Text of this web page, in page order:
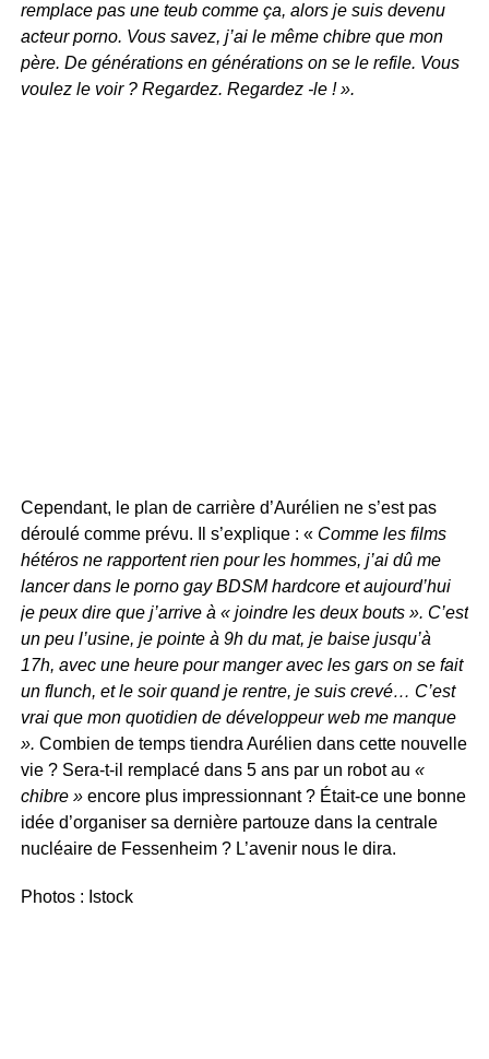
remplace pas une teub comme ça, alors je suis devenu
acteur porno. Vous savez, j’ai le même chibre que mon
père. De générations en générations on se le refile. Vous
voulez le voir ? Regardez. Regardez -le ! ».
Cependant, le plan de carrière d’Aurélien ne s’est pas
déroulé comme prévu. Il s’explique : « Comme les films
hétéros ne rapportent rien pour les hommes, j’ai dû me
lancer dans le porno gay BDSM hardcore et aujourd’hui
je peux dire que j’arrive à « joindre les deux bouts ». C’est
un peu l’usine, je pointe à 9h du mat, je baise jusqu’à
17h, avec une heure pour manger avec les gars on se fait
un flunch, et le soir quand je rentre, je suis crevé… C’est
vrai que mon quotidien de développeur web me manque
». Combien de temps tiendra Aurélien dans cette nouvelle
vie ? Sera-t-il remplacé dans 5 ans par un robot au «
chibre » encore plus impressionnant ? Était-ce une bonne
idée d’organiser sa dernière partouze dans la centrale
nucléaire de Fessenheim ? L’avenir nous le dira.
Photos : Istock